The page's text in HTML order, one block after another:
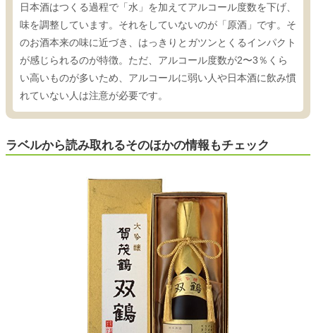
日本酒はつくる過程で「水」を加えてアルコール度数を下げ、
味を調整しています。それをしていないのが「原酒」です。そ
のお酒本来の味に近づき、はっきりとガツンとくるインパクト
が感じられるのが特徴。ただ、アルコール度数が2〜3％くら
い高いものが多いため、アルコールに弱い人や日本酒に飲み慣
れていない人は注意が必要です。
ラベルから読み取れるそのほかの情報もチェック